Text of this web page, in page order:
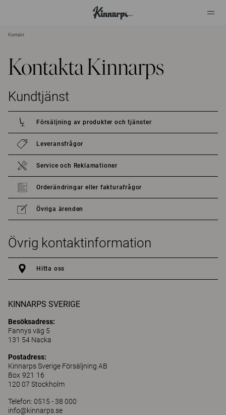
Kontakt
Kontakta Kinnarps
Kundtjänst
Försäljning av produkter och tjänster
Leveransfrågor
Service och Reklamationer
Orderändringar eller fakturafrågor
Övriga ärenden
Övrig kontaktinformation
Hitta oss
KINNARPS SVERIGE
Besöksadress:
Fannys väg 5
131 54 Nacka
Postadress:
Kinnarps Sverige Försäljning AB
Box 921 16
120 07 Stockholm
Telefon: 0515 - 38 000
info@kinnarps.se